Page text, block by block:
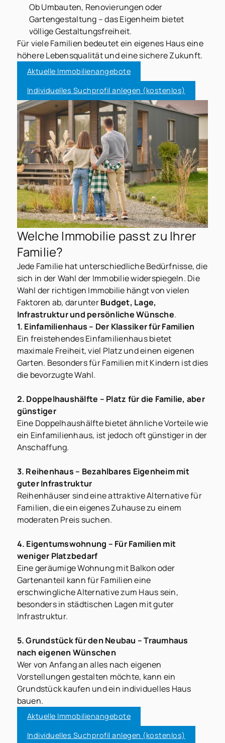
Ob Umbauten, Renovierungen oder
Gartengestaltung – das Eigenheim bietet
völlige Gestaltungsfreiheit.
Für viele Familien bedeutet ein eigenes Haus eine
höhere Lebensqualität und eine sichere Zukunft.
Aktuelle Immobilienangebote
Individuelles Suchprofil anlegen (kostenlos)
Welche Immobilie passt zu Ihrer
Familie?
Jede Familie hat unterschiedliche Bedürfnisse, die
sich in der Wahl der Immobilie widerspiegeln. Die
Wahl der richtigen Immobilie hängt von vielen
Faktoren ab, darunterBudget, Lage,
Infrastruktur und persönliche Wünsche.
1. Einfamilienhaus – Der Klassiker für Familien
Ein freistehendes Einfamilienhaus bietet
maximale Freiheit, viel Platz und einen eigenen
Garten. Besonders für Familien mit Kindern ist dies
die bevorzugte Wahl.
2. Doppelhaushälfte – Platz für die Familie, aber
günstiger
Eine Doppelhaushälfte bietet ähnliche Vorteile wie
ein Einfamilienhaus, ist jedoch oft günstiger in der
Anschaffung.
3. Reihenhaus – Bezahlbares Eigenheim mit
guter Infrastruktur
Reihenhäuser sind eine attraktive Alternative für
Familien, die ein eigenes Zuhause zu einem
moderaten Preis suchen.
4. Eigentumswohnung – Für Familien mit
weniger Platzbedarf
Eine geräumige Wohnung mit Balkon oder
Gartenanteil kann für Familien eine
erschwingliche Alternative zum Haus sein,
besonders in städtischen Lagen mit guter
Infrastruktur.
5. Grundstück für den Neubau – Traumhaus
nach eigenen Wünschen
Wer von Anfang an alles nach eigenen
Vorstellungen gestalten möchte, kann ein
Grundstück kaufen und ein individuelles Haus
bauen.
Aktuelle Immobilienangebote
Individuelles Suchprofil anlegen (kostenlos)